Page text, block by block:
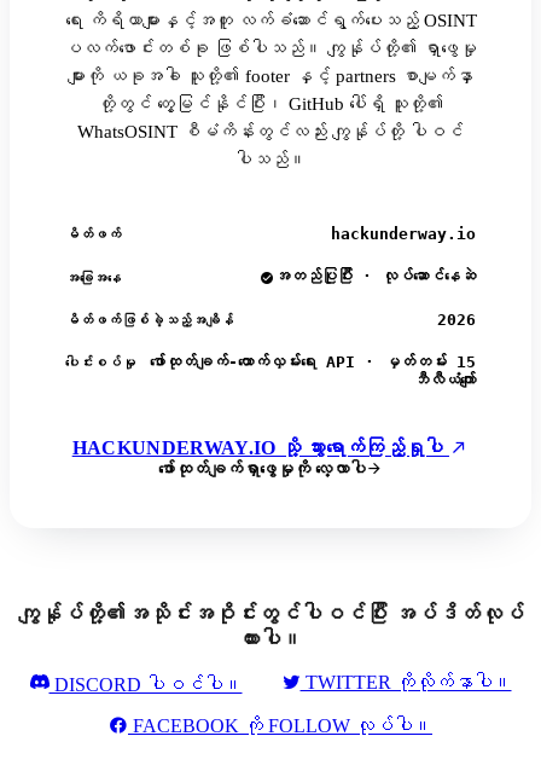
ရေး ကိရိယာများနှင့်အတူ လက်ခံဆောင်ရွက်ပေးသည့် OSINT
ပလက်ဖောင်းတစ်ခု ဖြစ်ပါသည်။ ကျွန်ုပ်တို့၏ ရှာဖွေမှု
များကို ယခုအခါ သူတို့၏ footer နှင့် partners စာမျက်နှာ
တို့တွင် တွေ့မြင်နိုင်ပြီး၊ GitHub ပေါ်ရှိ သူတို့၏
WhatsOSINT စီမံကိန်းတွင်လည်း ကျွန်ုပ်တို့ ပါဝင်
ပါသည်။
မိတ်ဖက် hackunderway.io
အခြေအနေ အတည်ပြုပြီး · လုပ်ဆောင်နေဆဲ
မိတ်ဖက်ဖြစ်ခဲ့သည့်အချိန် 2026
ပေါင်းစပ်မှု
ဖော်ထုတ်ချက်-ထောက်လှမ်းရေး API · မှတ်တမ်း 15
ဘီလီယံကျော်
HACKUNDERWAY.IO သို့ သွားရောက်ကြည့်ရှုပါ
ဖော်ထုတ်ချက်ရှာဖွေမှုကို လေ့လာပါ
ကျွန်ုပ်တို့၏အသိုင်းအဝိုင်းတွင်ပါဝင်ပြီး အပ်ဒိတ်လုပ်
ထားပါ။
DISCORD ပါဝင်ပါ။ TWITTER ကိုလိုက်နာပါ။
FACEBOOK ကို FOLLOW လုပ်ပါ။